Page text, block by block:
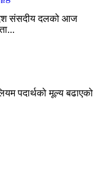
संसदीय दलको आज
पदार्थको मूल्य बढाएको